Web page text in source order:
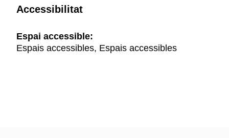
Accessibilitat
Espai accessible:
Espais accessibles, Espais accessibles